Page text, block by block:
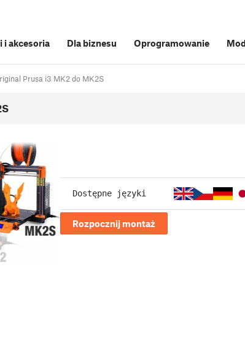
i akcesoria Dla biznesu Oprogramowanie
Prusa i3 MK2 do MK2S
Dostępne języki
Rozpocznij montaż